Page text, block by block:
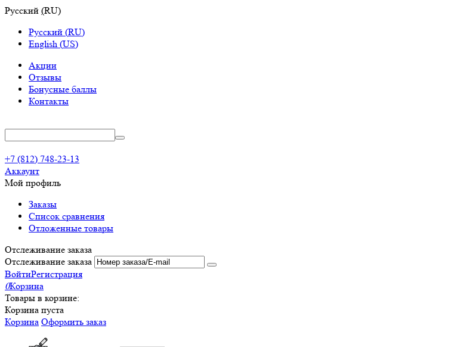
Русский (RU)
Русский (RU)
English (US)
Акции
Отзывы
Бонусные баллы
Контакты
+7 (812) 748-23-13
Аккаунт
Мой профиль
Заказы
Список сравнения
Отложенные товары
Отслеживание заказа
Отслеживание заказа
ВойтиРегистрация
0Корзина
Товары в корзине:
Корзина пуста
Корзина Оформить заказ